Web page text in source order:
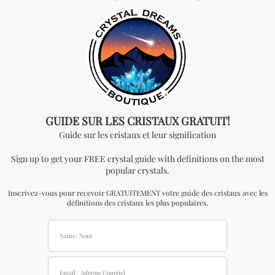
Vous cherchez quelque
chose de spécial? Jetez
un coup d'œil à nos
produits les plus
vendus!